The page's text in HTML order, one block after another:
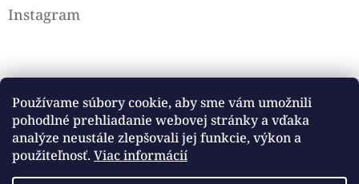
Používame súbory cookie, aby sme vám umožnili
pohodlné prehliadanie webovej stránky a vďaka
analýze neustále zlepšovali jej funkcie, výkon a
použiteľnosť. Viac informácií
Instagram
Sledovať na Instagrame
Facebook